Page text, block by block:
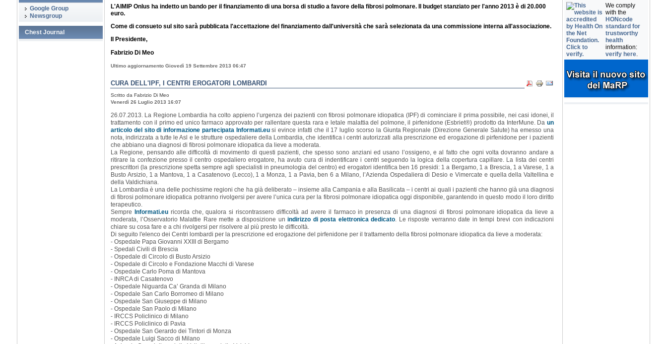
Google Group
Newsgroup
Chest Journal
L'AIMIP Onlus ha indetto un bando per il finanziamento di una borsa di studio a favore della fibrosi polmonare. Il budget stanziato per l'anno 2013 è di 20.000
euro.
Come di consueto sul sito sarà pubblicata l'accettazione del finanziamento dall'università che sarà selezionata da una commissione interna all'associazione.
Il Presidente,
Fabrizio Di Meo
Ultimo aggiornamento Giovedì 19 Settembre 2013 06:47
CURA DELL'IPF, I CENTRI EROGATORI LOMBARDI
Scritto da Fabrizio Di Meo
Venerdì 26 Luglio 2013 16:07
26.07.2013. La Regione Lombardia ha colto appieno l’urgenza dei pazienti con fibrosi polmonare idiopatica (IPF) di cominciare il prima possibile, nei casi idonei, il
trattamento con il primo ed unico farmaco approvato per rallentare questa rara e letale malattia del polmone, il pirfenidone (Esbriet®) prodotto da InterMune. Da un
articolo del sito di informazione partecipata Informati.eusi evince infatti che il 17 luglio scorso la Giunta Regionale (Direzione Generale Salute) ha emesso una
nota, indirizzata a tutte le Asl e le strutture ospedaliere della Lombardia, che identifica i centri autorizzati alla prescrizione ed erogazione di pirfenidone per i pazienti
che abbiano una diagnosi di fibrosi polmonare idiopatica da lieve a moderata.
La Regione, pensando alle difficoltà di movimento di questi pazienti, che spesso sono anziani ed usano l’ossigeno, e al fatto che ogni volta dovranno andare a
ritirare la confezione presso il centro ospedaliero erogatore, ha avuto cura di indentificare i centri seguendo la logica della copertura capillare. La lista dei centri
prescrittori (la prescrizione spetta sempre agli specialisti in pneumologia del centro) ed erogatori identifica ben 16 presidi: 1 a Bergamo, 1 a Brescia, 1 a Varese, 1 a
Busto Arsizio, 1 a Mantova, 1 a Casatenovo (Lecco), 1 a Monza, 1 a Pavia, ben 6 a Milano, l’Azienda Ospedaliera di Desio e Vimercate e quella della Valtellina e
della Valdichiana.
La Lombardia è una delle pochissime regioni che ha già deliberato – insieme alla Campania e alla Basilicata – i centri ai quali i pazienti che hanno già una diagnosi
di fibrosi polmonare idiopatica potranno rivolgersi per avere l’unica cura per la fibrosi polmonare idiopatica oggi disponibile, garantendo in questo modo il loro diritto
terapeutico.
Sempre
Informati.euricorda che, qualora si riscontrassero difficoltà ad avere il farmaco in presenza di una diagnosi di fibrosi polmonare idiopatica da lieve a
moderata, l’Osservatorio Malattie Rare mette a disposizione unindirizzo di posta elettronica dedicato. Le risposte verranno date in tempi brevi con indicazioni
chiare su cosa fare e a chi rivolgersi per risolvere al più presto le difficoltà.
Di seguito l'elenco dei Centri lombardi per la prescrizione ed erogazione del pirfenidone per il trattamento della fibrosi polmonare idiopatica da lieve a moderata:
- Ospedale Papa Giovanni XXIII di Bergamo
- Spedali Civili di Brescia
- Ospedale di Circolo di Busto Arsizio
- Ospedale di Circolo e Fondazione Macchi di Varese
- Ospedale Carlo Poma di Mantova
- INRCA di Casatenovo
- Ospedale Niguarda Ca’ Granda di Milano
- Ospedale San Carlo Borromeo di Milano
- Ospedale San Giuseppe di Milano
- Ospedale San Paolo di Milano
- IRCCS Policlinico di Milano
- IRCCS Policlinico di Pavia
- Ospedale San Gerardo dei Tintori di Monza
- Ospedale Luigi Sacco di Milano
We comply
with the
HONcode
standard for
trustworthy
health
information:
verify here.